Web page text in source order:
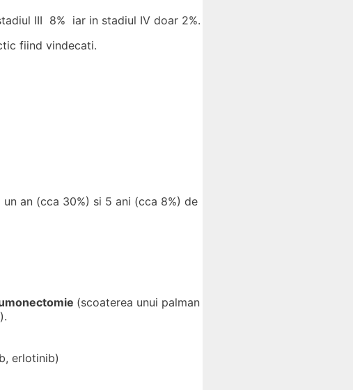
III 8% iar in stadiul IV doar 2%.
fiind vindecati.
an (cca 30%) si 5 ani (cca 8%) de
(scoaterea unui palman
erlotinib)